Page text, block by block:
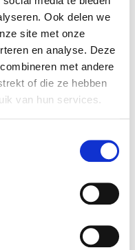
Ook delen we
site met onze
en analyse. Deze
met andere
of die ze hebben
van hun services.
incl. BTW
Micro hybrid